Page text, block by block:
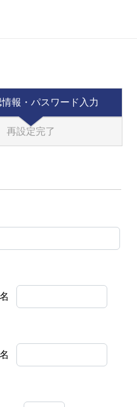
報・パスワード入力
再設定完了
名
名